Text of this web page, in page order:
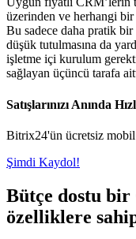
üzerinden ve herhangi
Bu sadece daha pratik
düşük tutulmasına da
işletme içi kurulum
sağlayan üçüncü tarafa
Satışlarınızı Anında
Bitrix24'ün ücretsiz
Şimdi Kaydol!
Bütçe dostu
özelliklere